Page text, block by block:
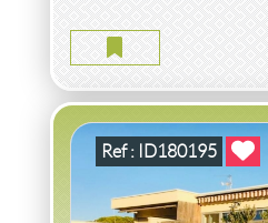
Ref : ID180195
APPARTEMENT P2
2pièce(s)-27m2